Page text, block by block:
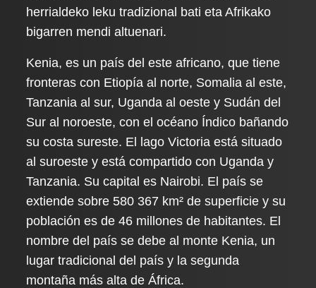
herrialdeko leku tradizional bati eta Afrikako
bigarren mendi altuenari.
Kenia, es un país del este africano, que tiene
fronteras con Etiopía al norte, Somalia al este,
Tanzania al sur, Uganda al oeste y Sudán del
Sur al noroeste, con el océano Índico bañando
su costa sureste. El lago Victoria está situado
al suroeste y está compartido con Uganda y
Tanzania. Su capital es Nairobi. El país se
extiende sobre 580 367 km² de superficie y su
población es de 46 millones de habitantes. El
nombre del país se debe al monte Kenia, un
lugar tradicional del país y la segunda
montaña más alta de África.